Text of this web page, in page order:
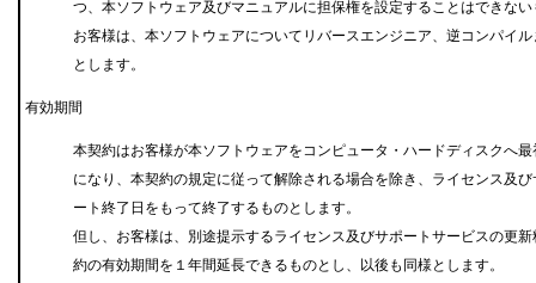
つ、本ソフトウェア及びマニュアルに担保権を設定することはできな
お客様は、本ソフトウェアについてリバースエンジニア、逆コンパイ
とします。
有効期間
本契約はお客様が本ソフトウェアをコンピュータ・ハードディスクへ
になり、本契約の規定に従って解除される場合を除き、ライセンス及
ート終了日をもって終了するものとします。
但し、お客様は、別途提示するライセンス及びサポートサービスの更
約の有効期間を１年間延長できるものとし、以後も同様とします。